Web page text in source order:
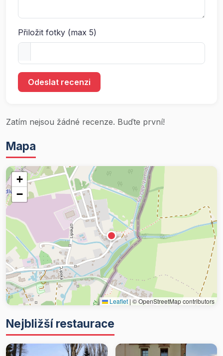
Přiložit fotky (max 5)
Odeslat recenzi
Zatím nejsou žádné recenze. Buďte první!
Mapa
+
−
Leaflet | © OpenStreetMap contributors
Nejbližší restaurace